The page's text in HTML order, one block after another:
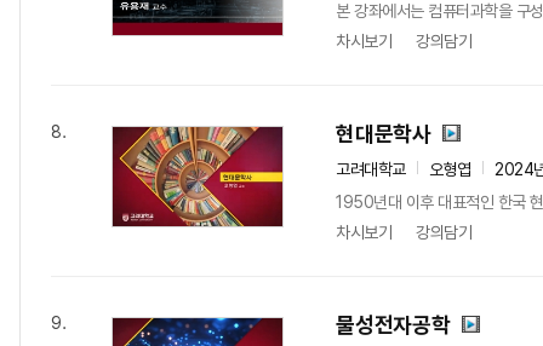
본 강좌에서는 컴퓨터과학을 구
차시보기
강의담기
8. 현대문학사
고려대학교 오형엽
2024
1950년대 이후 대표적인 한국
차시보기
강의담기
9. 물성전자공학